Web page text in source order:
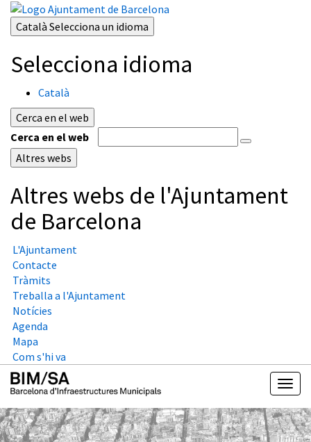
Català Selecciona un idioma
Selecciona idioma
Català
Cerca en el web
Cerca en el web
Altres webs
Altres webs de l'Ajuntament
de Barcelona
L'Ajuntament
Contacte
Tràmits
Treballa a l'Ajuntament
Notícies
Agenda
Mapa
Com s'hi va